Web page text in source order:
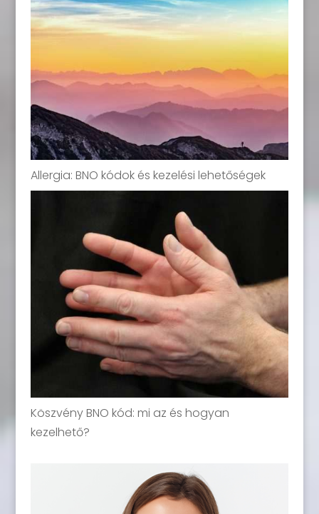
Allergia: BNO kódok és kezelési lehetőségek
Köszvény BNO kód: mi az és hogyan
kezelhető?